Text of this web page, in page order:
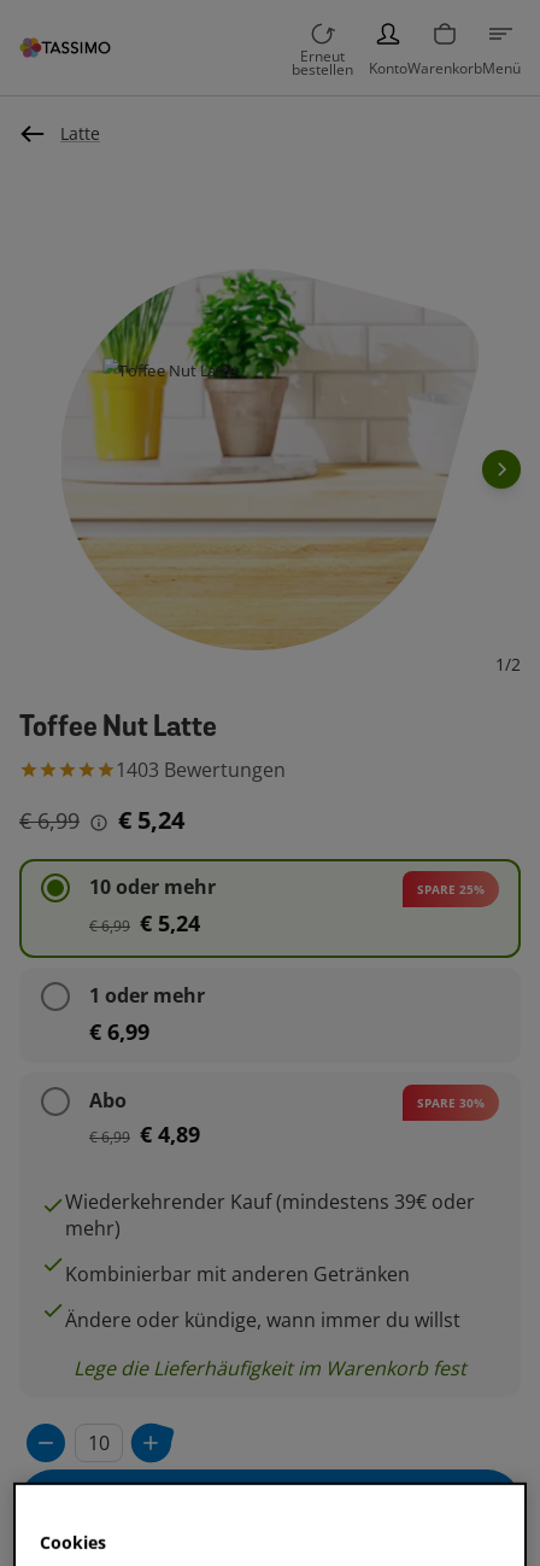
Erneut
bestellen
PERSON
KontoWarenkorbMenü
Latte
1/2
Toffee Nut Latte
1403 Bewertungen
€ 6,99 € 5,24
10 oder mehr SPARE 25%
€ 6,99 € 5,24
1 oder mehr
€ 6,99
Abo SPARE 30%
€ 6,99 € 4,89
Wiederkehrender Kauf (mindestens 39€ oder
mehr)
Kombinierbar mit anderen Getränken
Ändere oder kündige, wann immer du willst
Lege die Lieferhäufigkeit im Warenkorb fest
Cookies